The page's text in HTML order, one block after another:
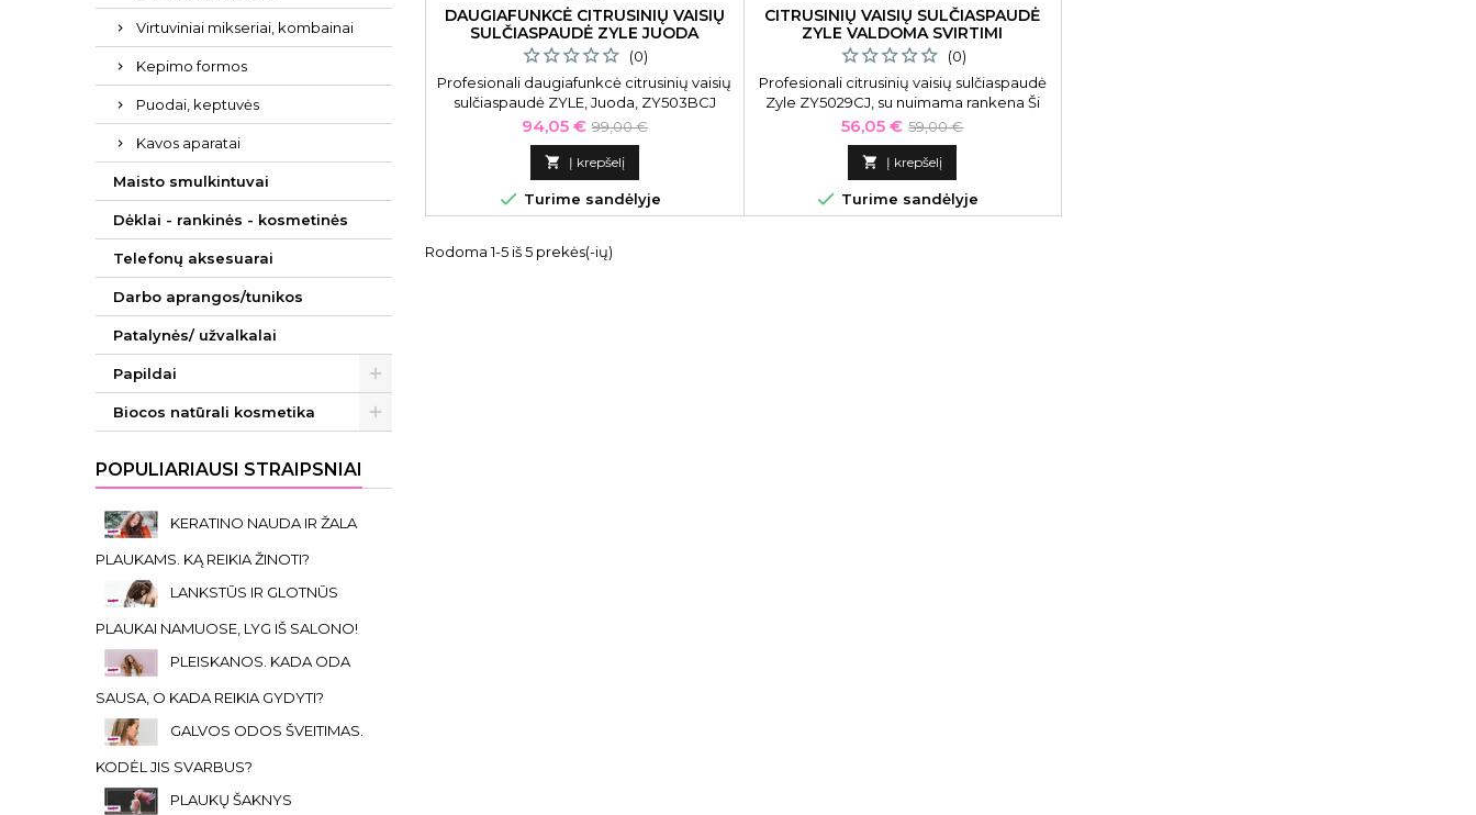
Virtuviniai mikseriai, kombainai
Kepimo formos
Puodai, keptuvės
Kavos aparatai
Maisto smulkintuvai
Dėklai - rankinės - kosmetinės
Telefonų aksesuarai
Darbo aprangos/tunikos
Patalynės/ užvalkalai
Papildai
Biocos natūrali kosmetika
POPULIARIAUSI STRAIPSNIAI
KERATINO NAUDA IR ŽALA
PLAUKAMS. KĄ REIKIA ŽINOTI?
LANKSTŪS IR GLOTNŪS
PLAUKAI NAMUOSE, LYG IŠ SALONO!
PLEISKANOS. KADA ODA
SAUSA, O KADA REIKIA GYDYTI?
GALVOS ODOS ŠVEITIMAS.
KODĖL JIS SVARBUS?
PLAUKŲ ŠAKNYS
DAUGIAFUNKCĖ CITRUSINIŲ VAISIŲ
SULČIASPAUDĖ ZYLE JUODA
(0)
Profesionali daugiafunkcė citrusinių vaisių
sulčiaspaudė ZYLE, Juoda, ZY503BCJ
Kaina
94,05 € Bazinė
kaina
99,00 €
 Į krepšelį
 Turime sandėlyje
CITRUSINIŲ VAISIŲ SULČIASPAUDĖ
ZYLE VALDOMA SVIRTIMI
(0)
Profesionali citrusinių vaisių sulčiaspaudė
Zyle ZY5029CJ, su nuimama rankena Ši
citrusinių vaisių sulčiaspaudė pasižymi
nuimama rankena ir didesniais vaisių
spaudimo kaušeliais.
Kaina
56,05 € Bazinė
kaina
59,00 €
 Į krepšelį
 Turime sandėlyje
Rodoma 1-5 iš 5 prekės(-ių)